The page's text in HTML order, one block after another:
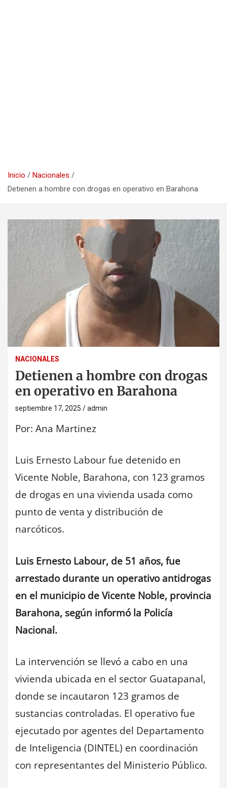
Inicio
Nacionales
Detienen a hombre con drogas en operativo en Barahona
NACIONALES
Detienen a hombre con drogas
en operativo en Barahona
septiembre 17, 2025 admin
Por: Ana Martinez
Luis Ernesto Labour fue detenido en
Vicente Noble, Barahona, con 123 gramos
de drogas en una vivienda usada como
punto de venta y distribución de
narcóticos.
Luis Ernesto Labour, de 51 años, fue
arrestado durante un operativo antidrogas
en el municipio de Vicente Noble, provincia
Barahona, según informó la Policía
Nacional.
La intervención se llevó a cabo en una
vivienda ubicada en el sector Guatapanal,
donde se incautaron 123 gramos de
sustancias controladas. El operativo fue
ejecutado por agentes del Departamento
de Inteligencia (DINTEL) en coordinación
con representantes del Ministerio Público.